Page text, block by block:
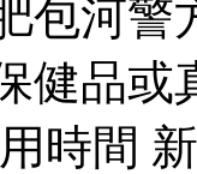
河警
健品
時間